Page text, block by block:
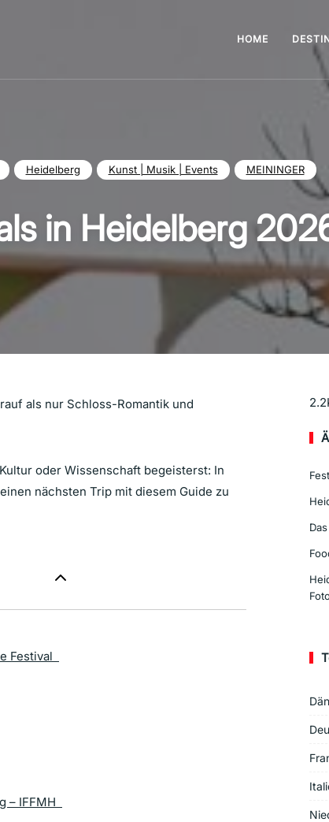
HOME
Heidelberg Kunst | Musik | Events MEININGER
in Heidelberg
als nur Schloss-Romantik und
oder Wissenschaft begeisterst: In
nächsten Trip mit diesem Guide zu
Festival
– IFFMH